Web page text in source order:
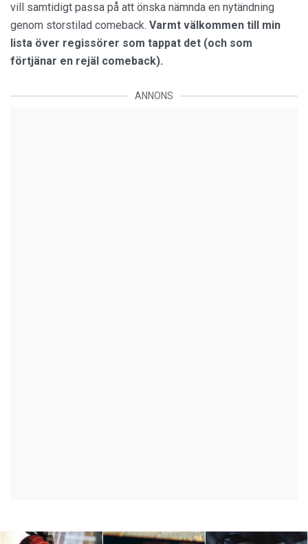
vill samtidigt passa på att önska nämnda en nytändning
genom storstilad comeback. Varmt välkommen till min
lista över regissörer som tappat det (och som
förtjänar en rejäl comeback).
ANNONS